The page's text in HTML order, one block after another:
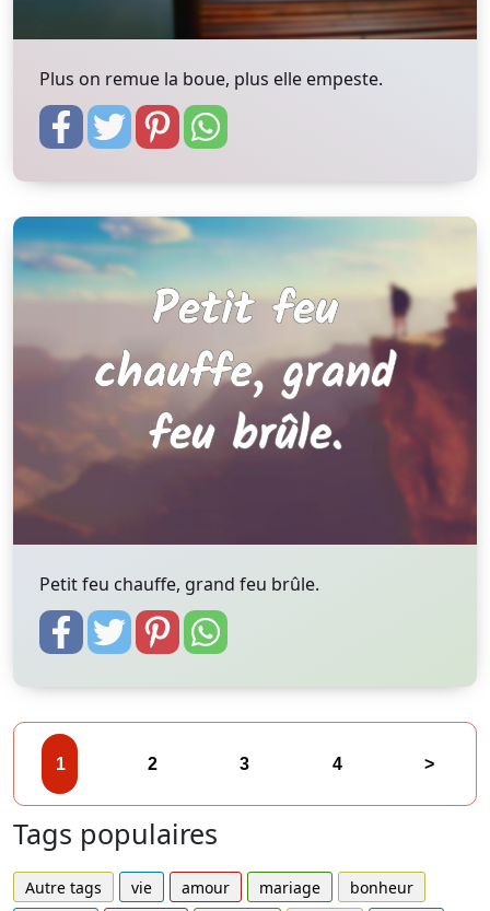
Plus on remue la boue, plus elle empeste.
Petit feu chauffe, grand feu brûle.
1 2 3 4 >
Tags populaires
Autre tags vie amour mariage
bonheur